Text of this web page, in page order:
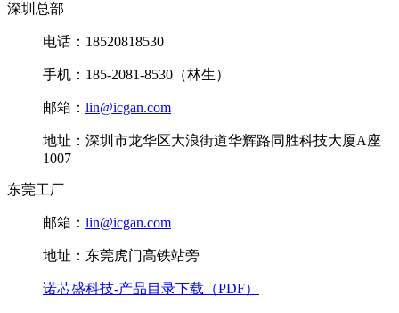
深圳总部
电话：18520818530
手机：185-2081-8530（林生）
邮箱： lin@icgan.com
地址：深圳市龙华区大浪街道华辉路同胜科技大厦A座
1007
东莞工厂
邮箱： lin@icgan.com
地址：东莞虎门高铁站旁
诺芯盛科技-产品目录下载（PDF）